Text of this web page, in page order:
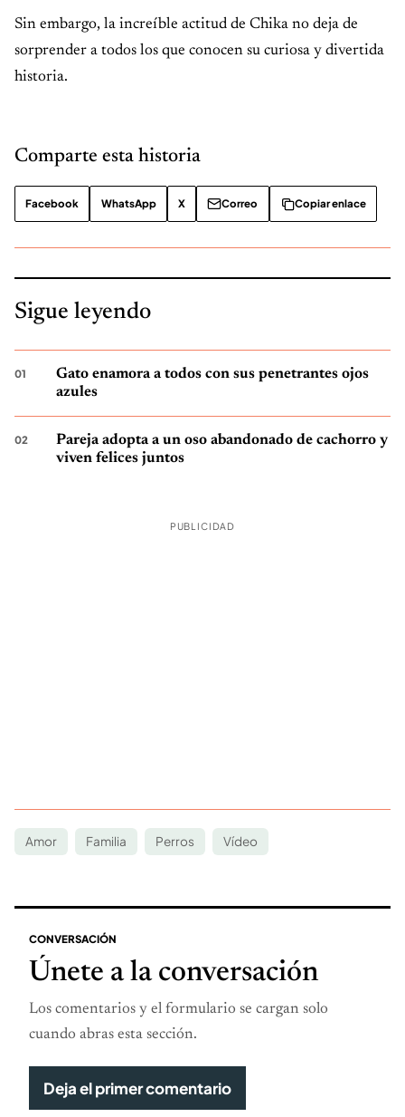
Sin embargo, la increíble actitud de Chika no deja de
sorprender a todos los que conocen su curiosa y divertida
historia.
Comparte esta historia
Facebook WhatsApp X Correo Copiar enlace
Sigue leyendo
Gato enamora a todos con sus penetrantes ojos
azules
Pareja adopta a un oso abandonado de cachorro y
viven felices juntos
PUBLICIDAD
Amor Familia Perros Vídeo
CONVERSACIÓN
Únete a la conversación
Los comentarios y el formulario se cargan solo
cuando abras esta sección.
Deja el primer comentario